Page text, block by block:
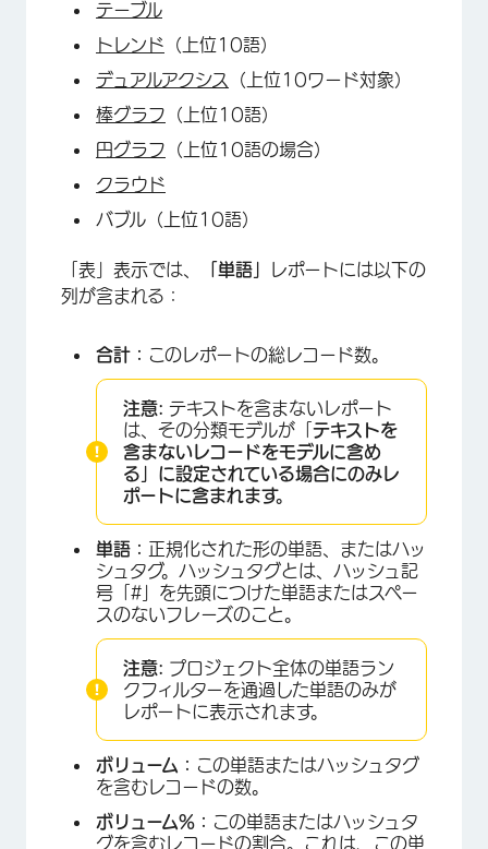
テーブル
トレンド （上位10語）
デュアルアクシス
（上位10ワード対象）
棒グラフ （上位10語）
円グラフ （上位10語の場合）
クラウド
バブル（上位10語）
「表」表示では、 「単語」
レポートには以下の
列が含まれる：
合計： このレポートの総レコード数。
注意: テキストを含まないレポート
は、その分類モデルが「 テキストを
含まないレコードをモデルに含め
る」に設定されている場合にのみレ
ポートに含まれます。
単語： 正規化された形の単語、またはハッ
シュタグ。ハッシュタグとは、ハッシュ記
号「#」を先頭につけた単語またはスペー
スのないフレーズのこと。
注意: プロジェクト全体の単語ラン
クフィルターを通過した単語のみが
レポートに表示されます。
ボリューム： この単語またはハッシュタグ
を含むレコードの数。
ボリューム%： この単語またはハッシュタ
グを含むレコードの割合。これは、この単